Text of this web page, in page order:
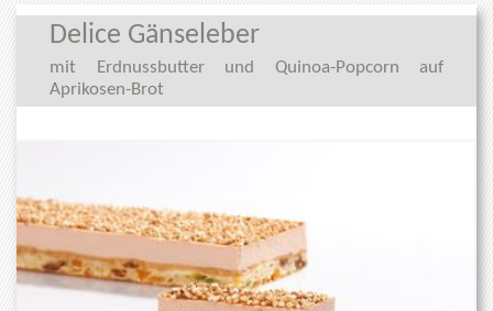
Delice Gänseleber
mit Erdnussbutter und Quinoa-Popcorn auf
Aprikosen-Brot